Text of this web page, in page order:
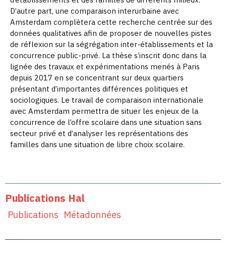
D’autre part, une comparaison interurbaine avec
Amsterdam complètera cette recherche centrée sur des
données qualitatives afin de proposer de nouvelles pistes
de réflexion sur la ségrégation inter-établissements et la
concurrence public-privé. La thèse s’inscrit donc dans la
lignée des travaux et expérimentations menés à Paris
depuis 2017 en se concentrant sur deux quartiers
présentant d’importantes différences politiques et
sociologiques. Le travail de comparaison internationale
avec Amsterdam permettra de situer les enjeux de la
concurrence de l’offre scolaire dans une situation sans
secteur privé et d’analyser les représentations des
familles dans une situation de libre choix scolaire.
Publications Hal
Publications Métadonnées